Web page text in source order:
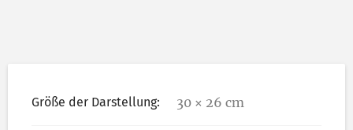
Größe der Darstellung: 30 × 26 cm